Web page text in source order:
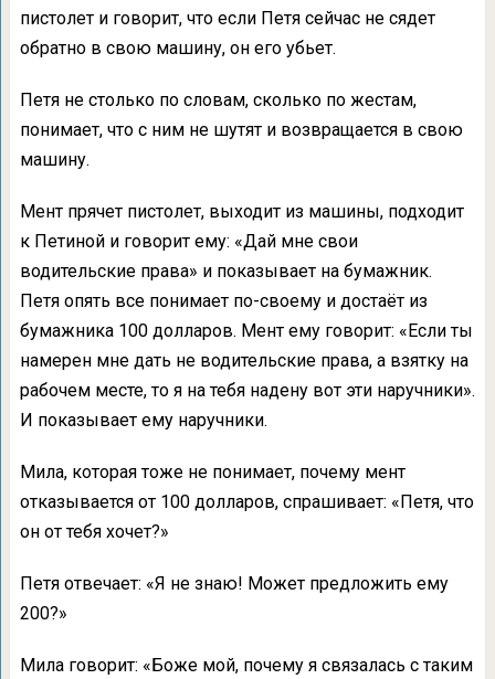
пистолет и говорит, что если Петя сейчас не сядет
обратно в свою машину, он его убьет.
Петя не столько по словам, сколько по жестам,
понимает, что с ним не шутят и возвращается в свою
машину.
Мент прячет пистолет, выходит из машины, подходит
к Петиной и говорит ему: «Дай мне свои
водительские права» и показывает на бумажник.
Петя опять все понимает по-своему и достаёт из
бумажника 100 долларов. Мент ему говорит: «Если ты
намерен мне дать не водительские права, а взятку на
рабочем месте, то я на тебя надену вот эти наручники».
И показывает ему наручники.
Мила, которая тоже не понимает, почему мент
отказывается от 100 долларов, спрашивает: «Петя, что
он от тебя хочет?»
Петя отвечает: «Я не знаю! Может предложить ему
200?»
Мила говорит: «Боже мой, почему я связалась с таким